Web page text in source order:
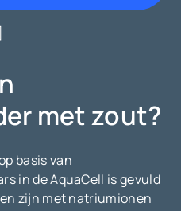
met zout?
basis van
in de AquaCell is gevuld
zijn met natriumionen